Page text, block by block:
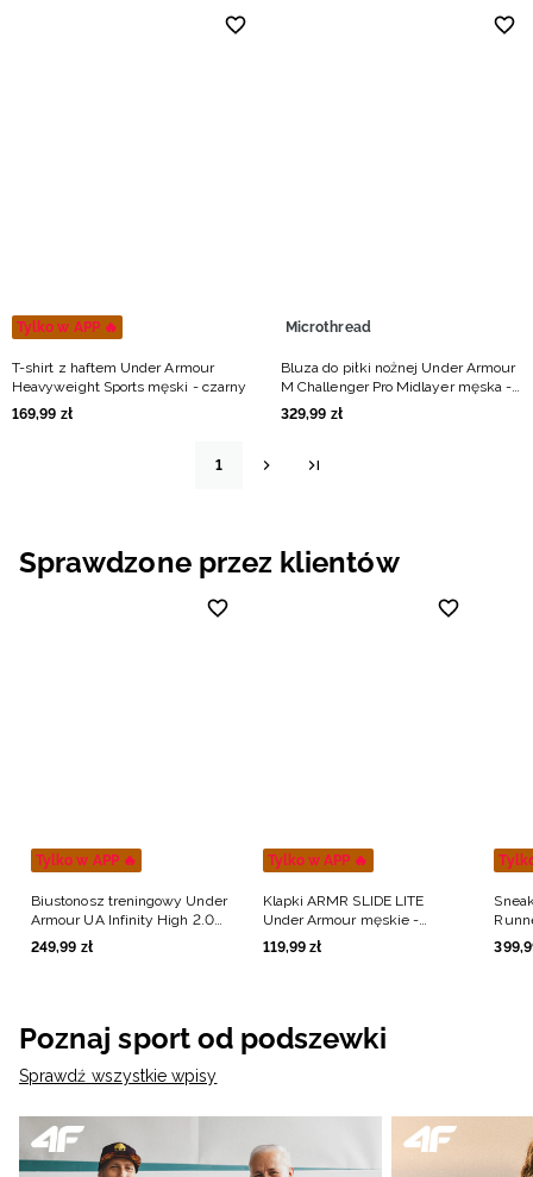
Tylko w APP 🔥
T-shirt z haftem Under Armour
Heavyweight Sports męski - czarny
169,99 zł
Microthread
Bluza do piłki nożnej Under Armour
M Challenger Pro Midlayer męska -
czarna
329,99 zł
1
Sprawdzone przez klientów
Tylko w APP 🔥
Biustonosz treningowy Under
Armour UA Infinity High 2.0
Bra - czarny
249,99 zł
Tylko w APP 🔥
Klapki ARMR SLIDE LITE
Under Armour męskie -
czarne
119,99 zł
399,
Poznaj sport od podszewki
Sprawdź wszystkie wpisy